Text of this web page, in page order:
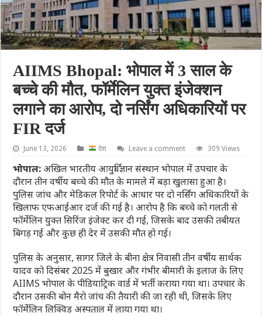
AIIMS Bhopal: भोपाल में 3 साल के
बच्चे की मौत, फॉर्मेलिन युक्त इंजेक्शन
लगाने का आरोप, दो नर्सिंग अधिकारियों पर
FIR दर्ज
June 13, 2026 देश Leave a comment 309 Views
भोपाल: अखिल भारतीय आयुर्विज्ञान संस्थान भोपाल में उपचार के
दौरान तीन वर्षीय बच्चे की मौत के मामले में बड़ा खुलासा हुआ है।
पुलिस जांच और मेडिकल रिपोर्ट के आधार पर दो नर्सिंग अधिकारियों के
खिलाफ एफआईआर दर्ज की गई है। आरोप है कि बच्चे को गलती से
फॉर्मेलिन युक्त सिरिंज इंजेक्ट कर दी गई, जिसके बाद उसकी तबीयत
बिगड़ गई और कुछ ही देर में उसकी मौत हो गई।
पुलिस के अनुसार, सागर जिले के बीना क्षेत्र निवासी तीन वर्षीय सार्थक
यादव को दिसंबर 2025 में बुखार और गंभीर बीमारी के इलाज के लिए
AIIMS भोपाल के पीडियाट्रिक वार्ड में भर्ती कराया गया था। उपचार के
दौरान उसकी बोन मैरो जांच की तैयारी की जा रही थी, जिसके लिए
फॉर्मेलिन लिक्विड अस्पताल में लाया गया था।